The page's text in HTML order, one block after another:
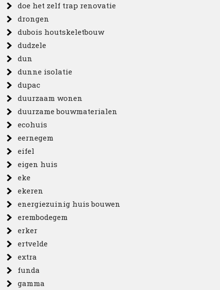
doe het zelf trap renovatie
drongen
dubois houtskeletbouw
dudzele
dun
dunne isolatie
dupac
duurzaam wonen
duurzame bouwmaterialen
ecohuis
eernegem
eifel
eigen huis
eke
ekeren
energiezuinig huis bouwen
erembodegem
erker
ertvelde
extra
funda
gamma